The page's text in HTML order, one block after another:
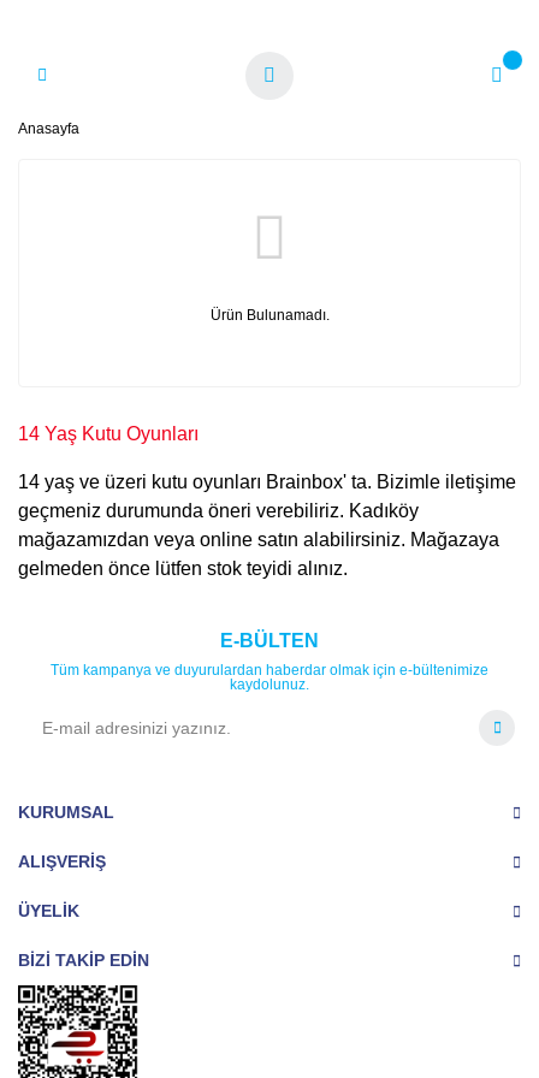
Anasayfa
Ürün Bulunamadı.
14 Yaş Kutu Oyunları
14 yaş ve üzeri kutu oyunları Brainbox' ta. Bizimle iletişime
geçmeniz durumunda öneri verebiliriz. Kadıköy
mağazamızdan veya online satın alabilirsiniz. Mağazaya
gelmeden önce lütfen stok teyidi alınız.
E-BÜLTEN
Tüm kampanya ve duyurulardan haberdar olmak için e-bültenimize
kaydolunuz.
KURUMSAL
ALIŞVERİŞ
ÜYELİK
BİZİ TAKİP EDİN